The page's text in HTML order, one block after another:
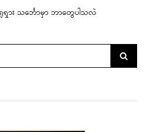
ရှား သင်္ဘောမှာ ဘာတွေပါသလဲ